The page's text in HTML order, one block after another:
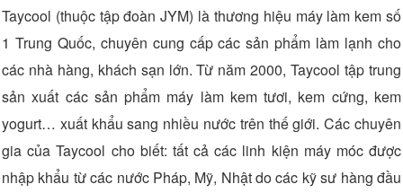
Taycool (thuộc tập đoàn JYM) là thương hiệu máy làm kem số
1 Trung Quốc, chuyên cung cấp các sản phẩm làm lạnh cho
các nhà hàng, khách sạn lớn. Từ năm 2000, Taycool tập trung
sản xuất các sản phẩm máy làm kem tươi, kem cứng, kem
yogurt… xuất khẩu sang nhiều nước trên thế giới. Các chuyên
gia của Taycool cho biết: tất cả các linh kiện máy móc được
nhập khẩu từ các nước Pháp, Mỹ, Nhật do các kỹ sư hàng đầu